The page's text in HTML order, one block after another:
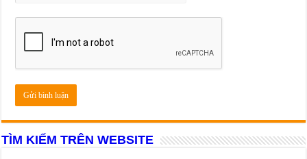
TÌM KIẾM TRÊN WEBSITE